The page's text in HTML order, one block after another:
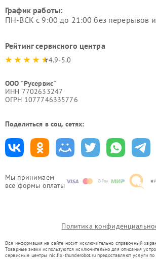
Мы принимаем
все формы оплаты
График работы:
ПН-ВСК с 9:00 до 21:00 без перерывов
Рейтинг сервисного центра
4.9-5.0
ООО "Русервис"
ИНН 7702633247
ОГРН 1077746335776
Поделиться в соц. сетях:
Политика
Вся информация на сайте носит исключительно справочный
Товарные знаки используются исключительно для описания
сервисные центры nlc.fix-thunderobot.ru предоставляют услуги по